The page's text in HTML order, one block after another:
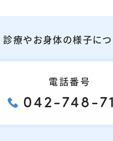
診療やお身体の様子に
電話番号
042-748-